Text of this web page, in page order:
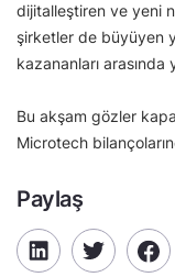
dijitalleştiren ve yeni
şirketler de büyüyen
kazananları arasında
Bu akşam gözler
Microtech
Paylaş